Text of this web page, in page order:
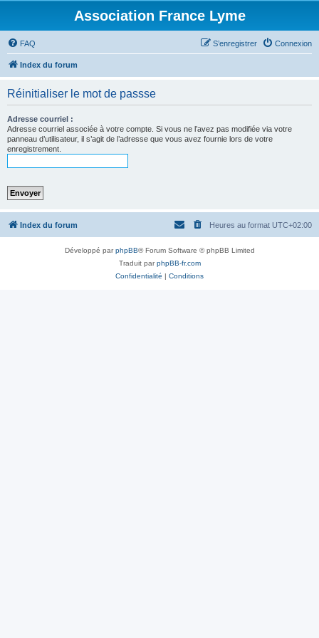
Association France Lyme
FAQ Connexion
S’enregistrer
Index du forum
Réinitialiser le mot de passse
Adresse courriel :
Adresse courriel associée à votre compte. Si vous ne l’avez pas modifiée via votre
panneau d’utilisateur, il s’agit de l’adresse que vous avez fournie lors de votre
enregistrement.
Index du forum Heures au format UTC+02:00
Développé parphpBB® Forum Software © phpBB Limited
Traduit parphpBB-fr.com
Confidentialité | Conditions